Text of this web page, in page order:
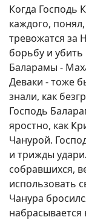
Когда Господь
каждого,
тревожатся за
борьбу и
Баларамы -
Деваки - тоже
знали, как
Господь
яростно, как
Чанурой.
и трижды
собравшихся,
использовать
Чанура
набрасывается